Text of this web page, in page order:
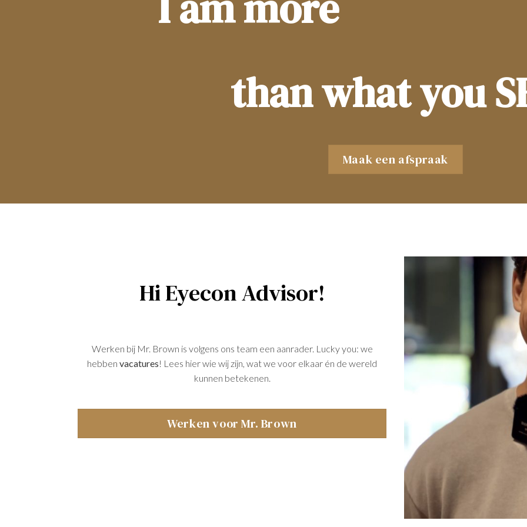
than what you
Maak een afspraak
Hi Eyecon Advisor!
Werken bij Mr. Brown is volgens ons team een aanrader. Lucky you: we
hebben vacatures! Lees hier wie wij zijn, wat we voor elkaar én de wereld
kunnen betekenen.
Werken voor Mr. Brown